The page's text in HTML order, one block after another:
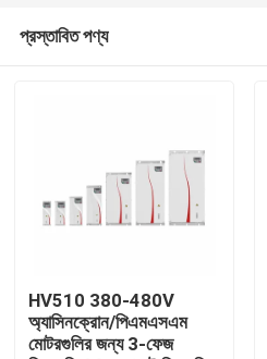
প্রস্তাবিত পণ্য
HV510 380-480V
অ্যাসিনক্রোন/পিএমএসএম
মোটরগুলির জন্য 3-ফেজ